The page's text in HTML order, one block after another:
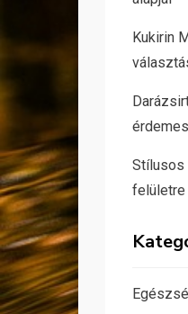
Kukirin
Stílusos
felületre